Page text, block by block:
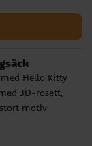
70 x 140 cm
omkring dig
alla fans av
med Hello Kitty
3D-rosett,
motiv
slitstark
och bekväm